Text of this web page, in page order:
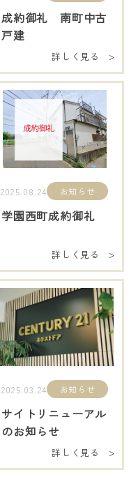
成約御礼 南町中古
戸建
詳しく見る >
お知らせ
2025.08.24
学園西町成約御礼
詳しく見る >
お知らせ
2025.03.24
サイトリニューアル
のお知らせ
詳しく見る >